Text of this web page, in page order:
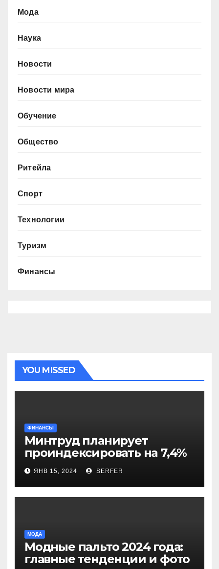
Мода
Наука
Новости
Новости мира
Обучение
Общество
Ритейла
Спорт
Технологии
Туризм
Финансы
YOU MISSED
ФИНАНСЫ
Минтруд планирует
проиндексировать на 7,4%
более 40 выплат и
компенсаций
ЯНВ 15, 2024 SERFER
МОДА
Модные пальто 2024 года:
главные тенденции и фото